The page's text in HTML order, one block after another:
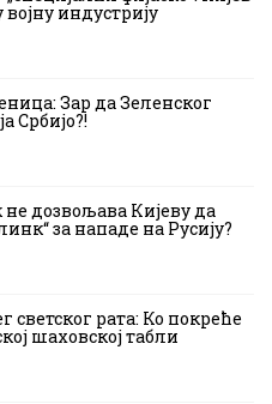
индустрију
Зар да Зеленског
Србијо?!
не дозвољава Кијеву да
за нападе на Русију?
светског рата: Ко покреће
шаховској табли